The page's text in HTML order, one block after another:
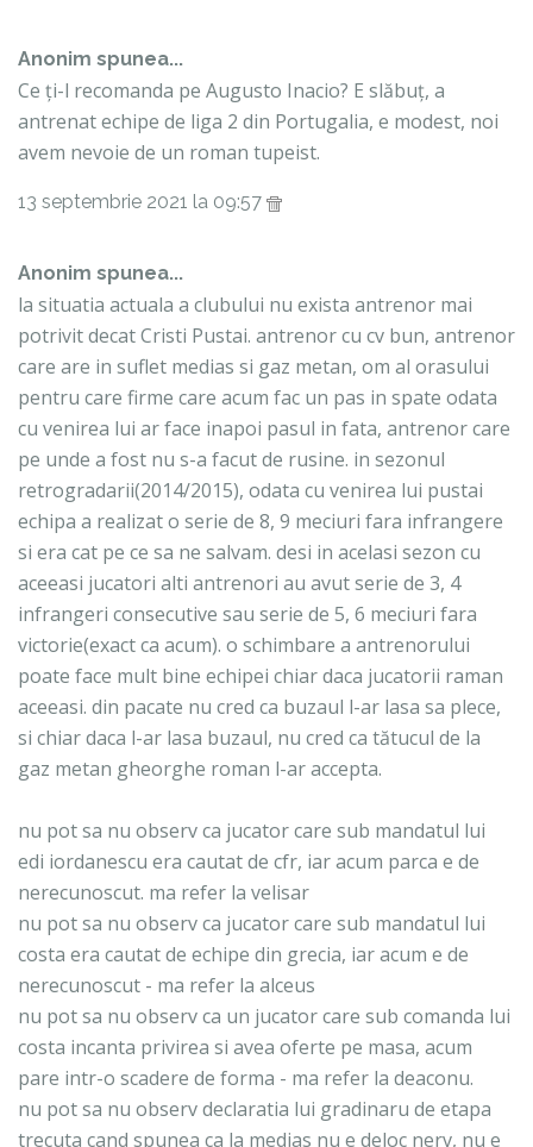
Anonim spunea...
Ce ți-l recomanda pe Augusto Inacio? E slăbuț, a
antrenat echipe de liga 2 din Portugalia, e modest, noi
avem nevoie de un roman tupeist.
13 septembrie 2021 la 09:57
Anonim spunea...
la situatia actuala a clubului nu exista antrenor mai
potrivit decat Cristi Pustai. antrenor cu cv bun, antrenor
care are in suflet medias si gaz metan, om al orasului
pentru care firme care acum fac un pas in spate odata
cu venirea lui ar face inapoi pasul in fata, antrenor care
pe unde a fost nu s-a facut de rusine. in sezonul
retrogradarii(2014/2015), odata cu venirea lui pustai
echipa a realizat o serie de 8, 9 meciuri fara infrangere
si era cat pe ce sa ne salvam. desi in acelasi sezon cu
aceeasi jucatori alti antrenori au avut serie de 3, 4
infrangeri consecutive sau serie de 5, 6 meciuri fara
victorie(exact ca acum). o schimbare a antrenorului
poate face mult bine echipei chiar daca jucatorii raman
aceeasi. din pacate nu cred ca buzaul l-ar lasa sa plece,
si chiar daca l-ar lasa buzaul, nu cred ca tătucul de la
gaz metan gheorghe roman l-ar accepta.
nu pot sa nu observ ca jucator care sub mandatul lui
edi iordanescu era cautat de cfr, iar acum parca e de
nerecunoscut. ma refer la velisar
nu pot sa nu observ ca jucator care sub mandatul lui
costa era cautat de echipe din grecia, iar acum e de
nerecunoscut - ma refer la alceus
nu pot sa nu observ ca un jucator care sub comanda lui
costa incanta privirea si avea oferte pe masa, acum
pare intr-o scadere de forma - ma refer la deaconu.
nu pot sa nu observ declaratia lui gradinaru de etapa
trecuta cand spunea ca la medias nu e deloc nerv, nu e